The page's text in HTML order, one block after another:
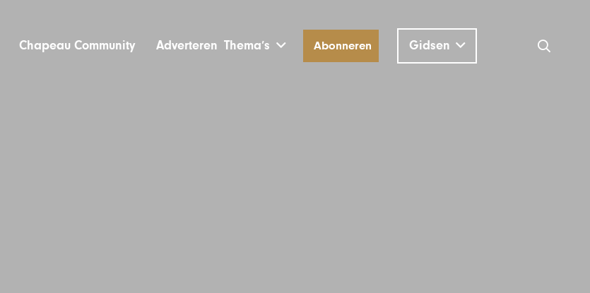
Chapeau Community Adverteren Thema’s Abonneren Gidsen